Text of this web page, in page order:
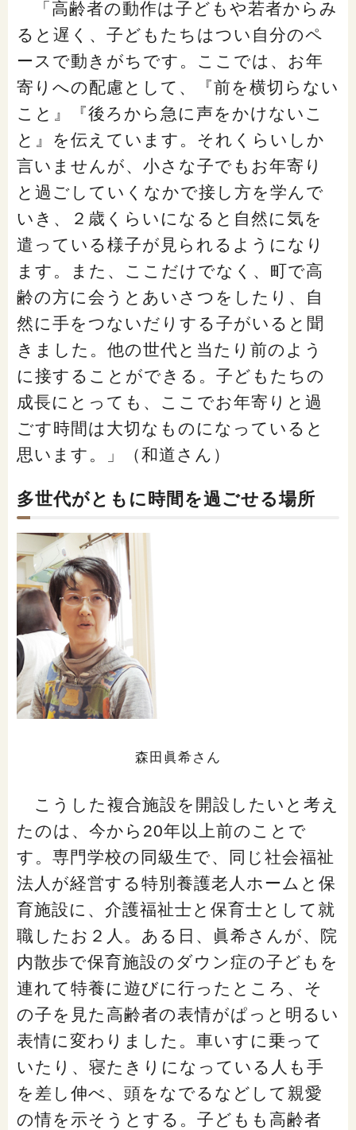
「高齢者の動作は子どもや若者からみ
ると遅く、子どもたちはつい自分のペ
ースで動きがちです。ここでは、お年
寄りへの配慮として、『前を横切らない
こと』『後ろから急に声をかけないこ
と』を伝えています。それくらいしか
言いませんが、小さな子でもお年寄り
と過ごしていくなかで接し方を学んで
いき、２歳くらいになると自然に気を
遣っている様子が見られるようになり
ます。また、ここだけでなく、町で高
齢の方に会うとあいさつをしたり、自
然に手をつないだりする子がいると聞
きました。他の世代と当たり前のよう
に接することができる。子どもたちの
成長にとっても、ここでお年寄りと過
ごす時間は大切なものになっていると
思います。」（和道さん）
多世代がともに時間を過ごせる場所
森田眞希さん
こうした複合施設を開設したいと考え
たのは、今から20年以上前のことで
す。専門学校の同級生で、同じ社会福祉
法人が経営する特別養護老人ホームと保
育施設に、介護福祉士と保育士として就
職したお２人。ある日、眞希さんが、院
内散歩で保育施設のダウン症の子どもを
連れて特養に遊びに行ったところ、そ
の子を見た高齢者の表情がぱっと明るい
表情に変わりました。車いすに乗って
いたり、寝たきりになっている人も手
を差し伸べ、頭をなでるなどして親愛
の情を示そうとする。子どもも高齢者